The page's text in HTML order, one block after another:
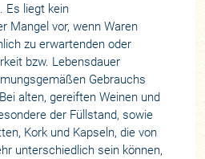
Es liegt kein
Mangel vor, wenn Waren
zu erwartenden oder
bzw. Lebensdauer
Gebrauchs
alten, gereiften Weinen und
der Füllstand, sowie
Kork und Kapseln, die von
unterschiedlich sein können,